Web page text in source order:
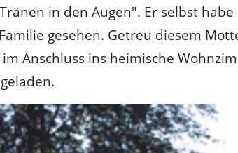
in den Augen". Er selbst habe
gesehen. Getreu diesem
Anschluss ins heimische